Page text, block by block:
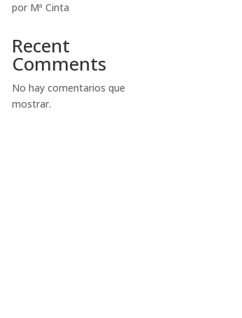
por Mª Cinta
Recent
Comments
No hay comentarios que
mostrar.